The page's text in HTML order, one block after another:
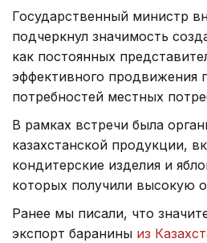
Государственный министр
подчеркнул значимость
как постоянных
эффективного продвижения
потребностей местных
В рамках встречи была
казахстанской продукции,
кондитерские изделия и
которых получили высокую
Ранее мы писали, что
экспорт баранины из